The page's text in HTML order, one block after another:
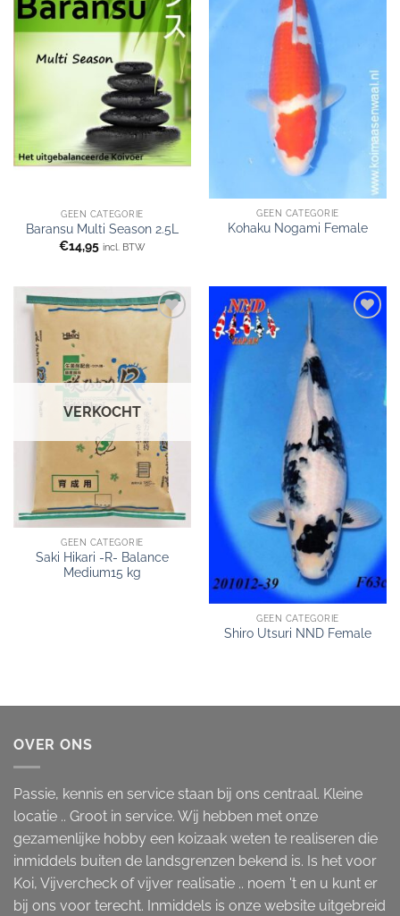
GEEN CATEGORIE
Baransu Multi Season 2.5L
€14,95 incl. BTW
GEEN CATEGORIE
Kohaku Nogami Female
WENSLIJST
VERKOCHT
GEEN CATEGORIE
Saki Hikari -R- Balance
Medium15 kg
WENSLIJST
GEEN CATEGORIE
Shiro Utsuri NND Female
OVER ONS
Passie, kennis en service staan bij ons centraal. Kleine
locatie .. Groot in service. Wij hebben met onze
gezamenlijke hobby een koizaak weten te realiseren die
inmiddels buiten de landsgrenzen bekend is. Is het voor
Koi, Vijvercheck of vijver realisatie .. noem 't en u kunt er
bij ons voor terecht. Inmiddels is onze website uitgebreid